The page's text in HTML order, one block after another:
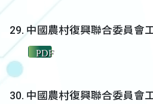
中國農村復興聯合委員會
PDF
中國農村復興聯合委員會